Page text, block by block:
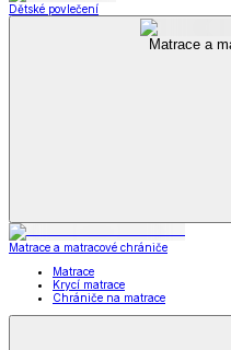
Dětské povlečení
Matrace a
Matrace a matracové chrániče
Matrace
Krycí matrace
Chrániče na matrace